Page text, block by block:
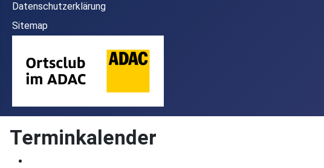
Datenschutzerklärung
Sitemap
Terminkalender